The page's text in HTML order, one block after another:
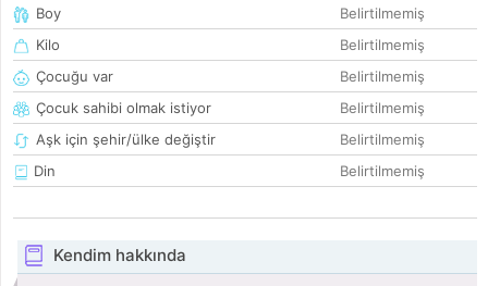
Boy
Belirtilmemiş
Kilo
Belirtilmemiş
Çocuğu var
Belirtilmemiş
Çocuk sahibi olmak istiyor
Belirtilmemiş
Aşk için şehir/ülke değiştir
Belirtilmemiş
Din
Belirtilmemiş
Kendim hakkında